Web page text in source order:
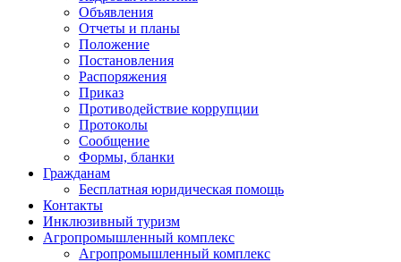
Объявления
Отчеты и планы
Положение
Постановления
Распоряжения
Приказ
Противодействие коррупции
Протоколы
Сообщение
Формы, бланки
Гражданам
Бесплатная юридическая помощь
Контакты
Инклюзивный туризм
Агропромышленный комплекс
Агропромышленный комплекс